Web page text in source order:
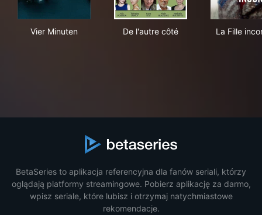
Vier Minuten De l'autre côté La Fille
BetaSeries to aplikacja referencyjna dla fanów seriali, którzy
oglądają platformy streamingowe. Pobierz aplikację za darmo,
wpisz seriale, które lubisz i otrzymaj natychmiastowe
rekomendacje.